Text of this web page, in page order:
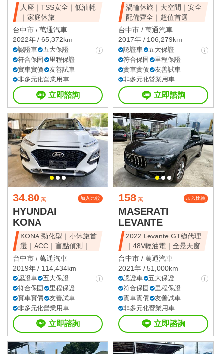
人座｜TSS安全｜低油耗
｜家庭休旅
台中市 / 萬通汽車
2022年 / 65,372km
認證車
五大保證
符合保固
里程保證
實車實價
友善試車
非多元化營業用車
立即諮詢
渦輪休旅｜大空間｜安全
配備齊全｜超值首選
台中市 / 萬通汽車
2017年 / 106,279km
認證車
五大保證
符合保固
里程保證
實車實價
友善試車
非多元化營業用車
立即諮詢
34.80 萬 加入比較
HYUNDAI
KONA
KONA 勁化型｜小休旅首
選｜ACC｜盲點偵測｜省
油好開
台中市 / 萬通汽車
2019年 / 114,434km
認證車
五大保證
符合保固
里程保證
實車實價
友善試車
非多元化營業用車
立即諮詢
158 萬 加入比較
MASERATI
LEVANTE
2022 Levante GT總代理
｜48V輕油電｜全景天窗
台中市 / 萬通汽車
2021年 / 51,000km
認證車
五大保證
符合保固
里程保證
實車實價
友善試車
非多元化營業用車
立即諮詢